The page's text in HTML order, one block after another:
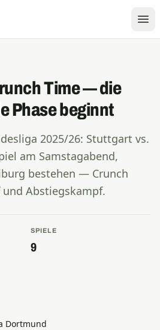
Time — die
Phase beginnt
2025/26: Stuttgart vs.
am Samstagabend,
bestehen — Crunch
Abstiegskampf.
SPIELE
9
Dortmund